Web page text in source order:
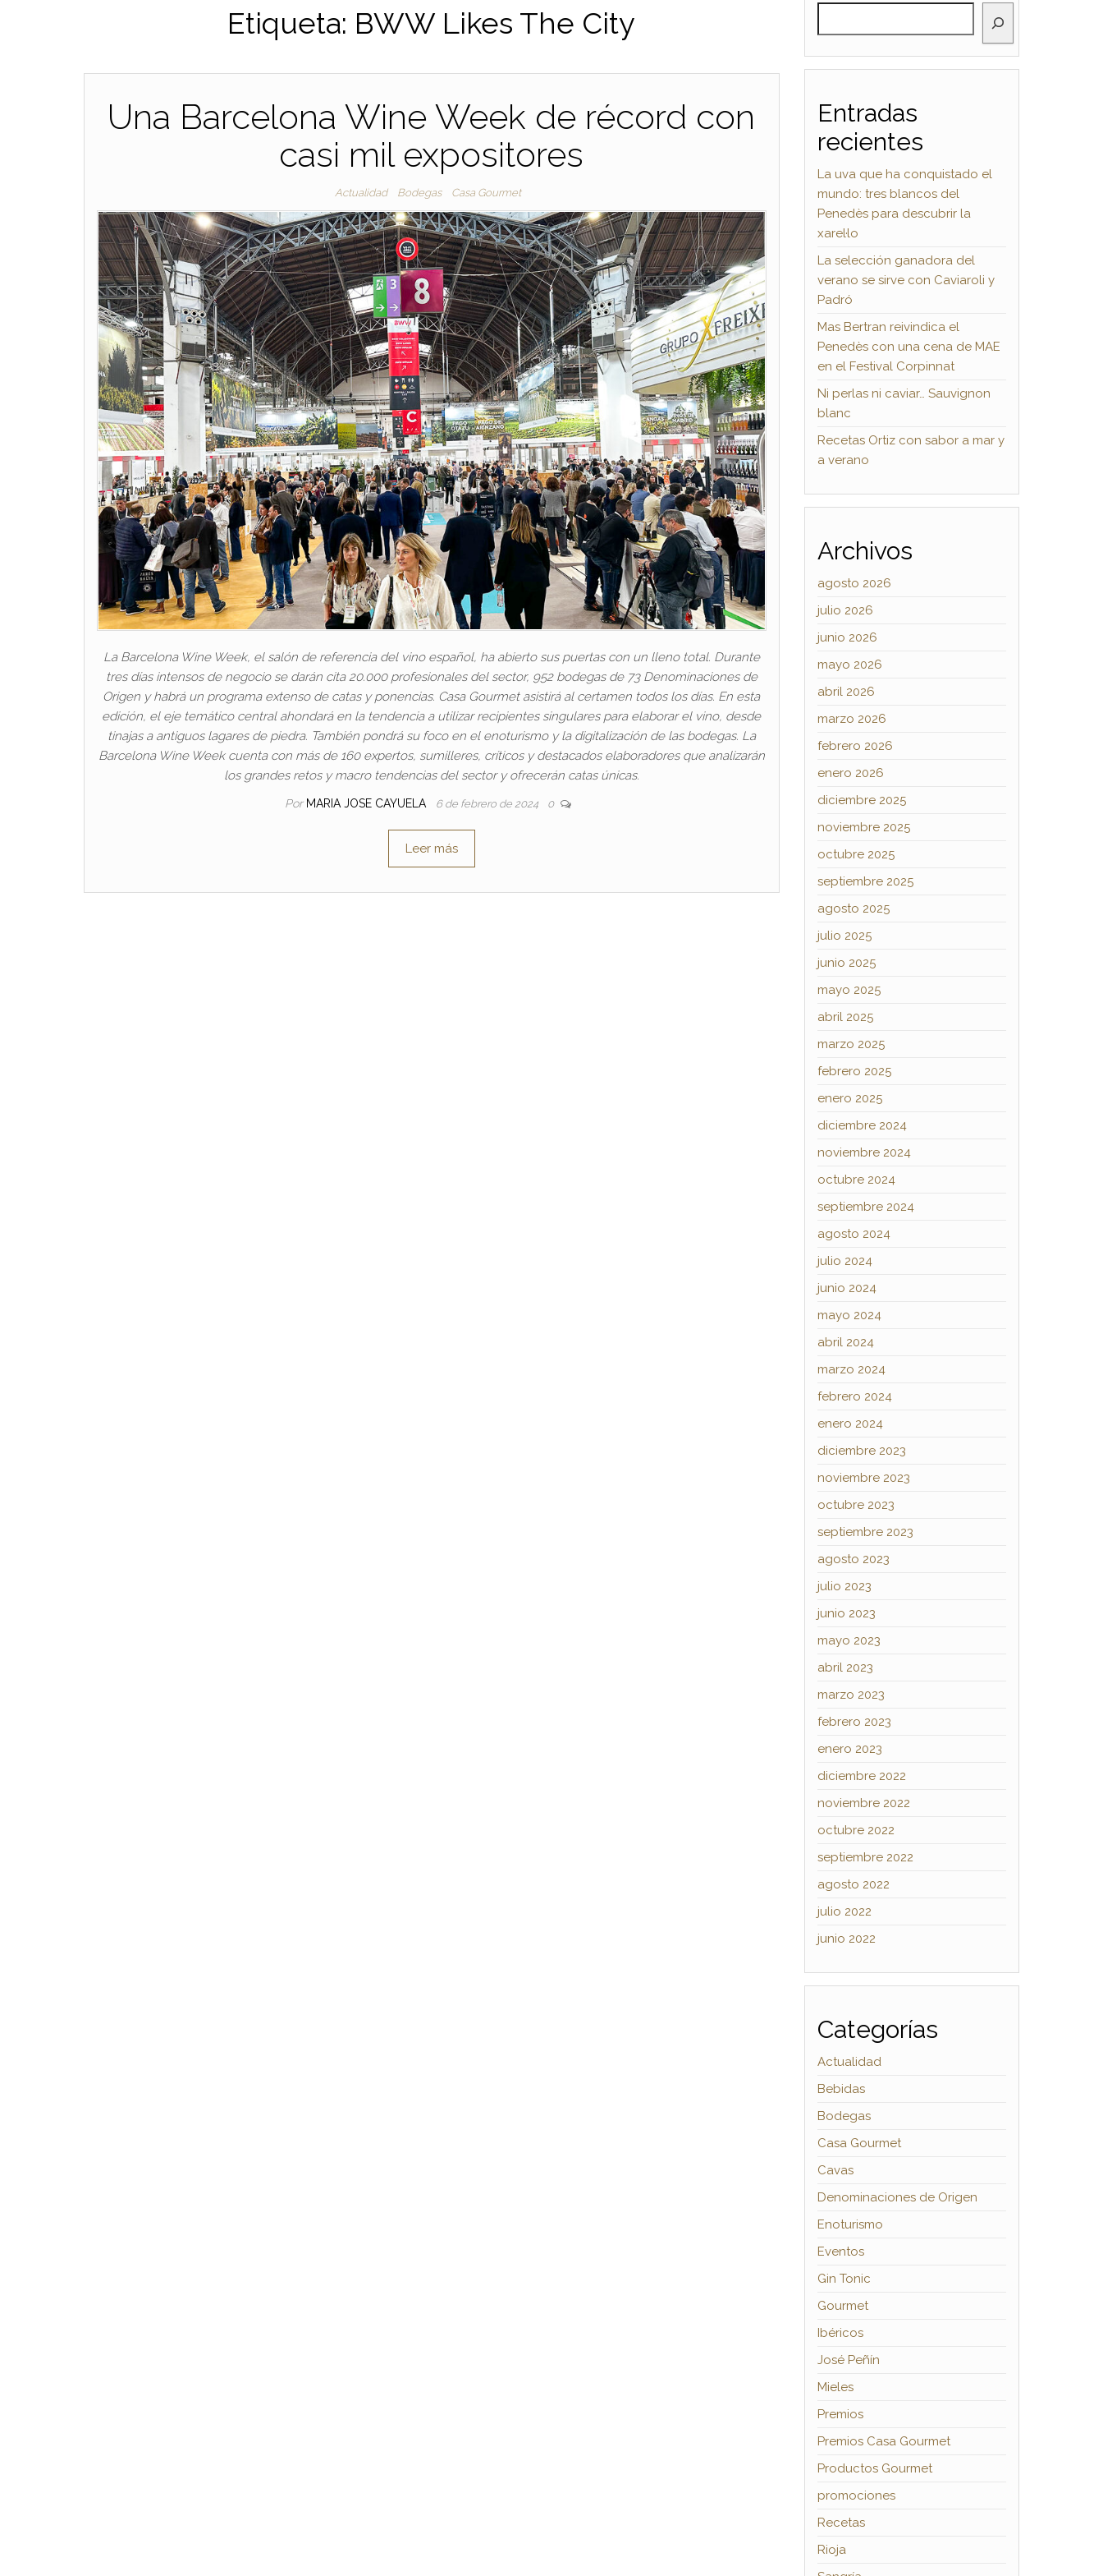
Etiqueta: BWW Likes The City
Una Barcelona Wine Week de récord con
casi mil expositores
Actualidad Bodegas Casa Gourmet
La Barcelona Wine Week, el salón de referencia del vino español, ha abierto sus puertas con un lleno total. Durante
tres días intensos de negocio se darán cita 20.000 profesionales del sector, 952 bodegas de 73 Denominaciones de
Origen y habrá un programa extenso de catas y ponencias. Casa Gourmet asistirá al certamen todos los días. En esta
edición, el eje temático central ahondará en la tendencia a utilizar recipientes singulares para elaborar el vino, desde
tinajas a antiguos lagares de piedra. También pondrá su foco en el enoturismo y la digitalización de las bodegas. La
Barcelona Wine Week cuenta con más de 160 expertos, sumilleres, críticos y destacados elaboradores que analizarán
los grandes retos y macro tendencias del sector y ofrecerán catas únicas.
Por MARIA JOSE CAYUELA 6 de febrero de 2024 0
Leer más
Entradas
recientes
La uva que ha conquistado el
mundo: tres blancos del
Penedès para descubrir la
xarel·lo
La selección ganadora del
verano se sirve con Caviaroli y
Padró
Mas Bertran reivindica el
Penedès con una cena de MAE
en el Festival Corpinnat
Ni perlas ni caviar… Sauvignon
blanc
Recetas Ortiz con sabor a mar y
a verano
Archivos
agosto 2026
julio 2026
junio 2026
mayo 2026
abril 2026
marzo 2026
febrero 2026
enero 2026
diciembre 2025
noviembre 2025
octubre 2025
septiembre 2025
agosto 2025
julio 2025
junio 2025
mayo 2025
abril 2025
marzo 2025
febrero 2025
enero 2025
diciembre 2024
noviembre 2024
octubre 2024
septiembre 2024
agosto 2024
julio 2024
junio 2024
mayo 2024
abril 2024
marzo 2024
febrero 2024
enero 2024
diciembre 2023
noviembre 2023
octubre 2023
septiembre 2023
agosto 2023
julio 2023
junio 2023
mayo 2023
abril 2023
marzo 2023
febrero 2023
enero 2023
diciembre 2022
noviembre 2022
octubre 2022
septiembre 2022
agosto 2022
julio 2022
junio 2022
Categorías
Actualidad
Bebidas
Bodegas
Casa Gourmet
Cavas
Denominaciones de Origen
Enoturismo
Eventos
Gin Tonic
Gourmet
Ibéricos
José Peñín
Mieles
Premios
Premios Casa Gourmet
Productos Gourmet
promociones
Recetas
Rioja